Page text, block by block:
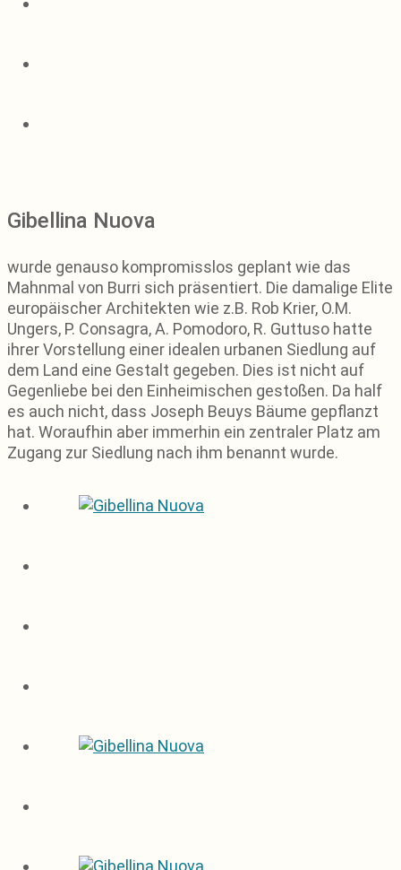
Gibellina Nuova
wurde genauso kompromisslos geplant wie das
Mahnmal von Burri sich präsentiert. Die damalige Elite
europäischer Architekten wie z.B. Rob Krier, O.M.
Ungers, P. Consagra, A. Pomodoro, R. Guttuso hatte
ihrer Vorstellung einer idealen urbanen Siedlung auf
dem Land eine Gestalt gegeben. Dies ist nicht auf
Gegenliebe bei den Einheimischen gestoßen. Da half
es auch nicht, dass Joseph Beuys Bäume gepflanzt
hat. Woraufhin aber immerhin ein zentraler Platz am
Zugang zur Siedlung nach ihm benannt wurde.